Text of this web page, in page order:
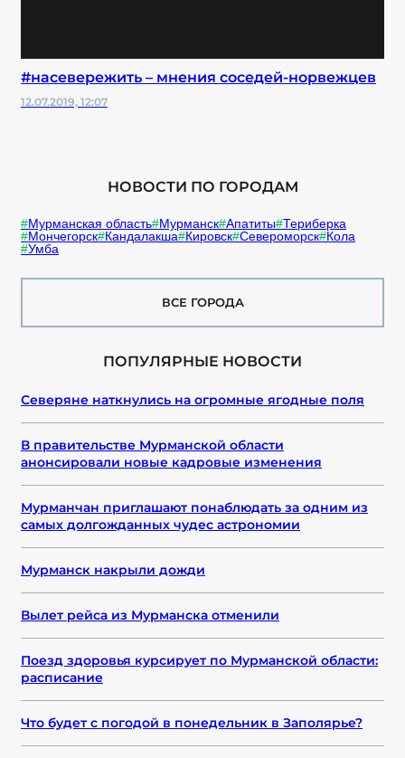
#насевережить – мнения соседей-норвежцев
12.07.2019, 12:07
НОВОСТИ ПО ГОРОДАМ
Мурманская область Мурманск Апатиты Териберка
Мончегорск Кандалакша Кировск Североморск Кола
Умба
ВСЕ ГОРОДА
ПОПУЛЯРНЫЕ НОВОСТИ
Северяне наткнулись на огромные ягодные поля
В правительстве Мурманской области
анонсировали новые кадровые изменения
Мурманчан приглашают понаблюдать за одним из
самых долгожданных чудес астрономии
Мурманск накрыли дожди
Вылет рейса из Мурманска отменили
Поезд здоровья курсирует по Мурманской области:
расписание
Что будет с погодой в понедельник в Заполярье?